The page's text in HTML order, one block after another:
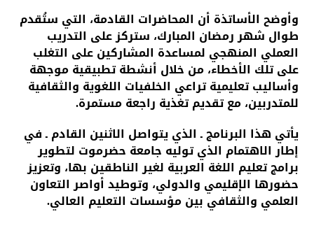
وأوضح الأساتذة أن المحاضرات القادمة، التي ستُقدم
طوال شهر رمضان المبارك، ستركز على التدريب
العملي المنهجي لمساعدة المشاركين على التغلب
على تلك الأخطاء، من خلال أنشطة تطبيقية موجهة
وأساليب تعليمية تراعي الخلفيات اللغوية والثقافية
للمتدربين، مع تقديم تغذية راجعة مستمرة.
يأتي هذا البرنامج ـ الذي يتواصل الاثنين القادم ـ في
إطار الاهتمام الذي توليه جامعة حضرموت لتطوير
برامج تعليم اللغة العربية لغير الناطقين بها، وتعزيز
حضورها الإقليمي والدولي، وتوطيد أواصر التعاون
العلمي والثقافي بين مؤسسات التعليم العالي.